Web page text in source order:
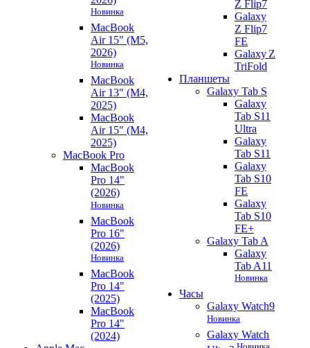
Новинка
MacBook
Air 15" (M5,
2026)
Новинка
MacBook
Air 13" (M4,
2025)
MacBook
Air 15" (M4,
2025)
MacBook Pro
MacBook
Pro 14"
(2026)
Новинка
MacBook
Pro 16"
(2026)
Новинка
MacBook
Pro 14"
(2025)
MacBook
Pro 14"
(2024)
Z Flip7
Galaxy
Z Flip7
FE
Galaxy Z
TriFold
Планшеты
Galaxy Tab S
Galaxy
Tab S11
Ultra
Galaxy
Tab S11
Galaxy
Tab S10
FE
Galaxy
Tab S10
FE+
Galaxy Tab A
Galaxy
Tab A11
Новинка
Часы
Galaxy Watch9
Новинка
Galaxy Watch